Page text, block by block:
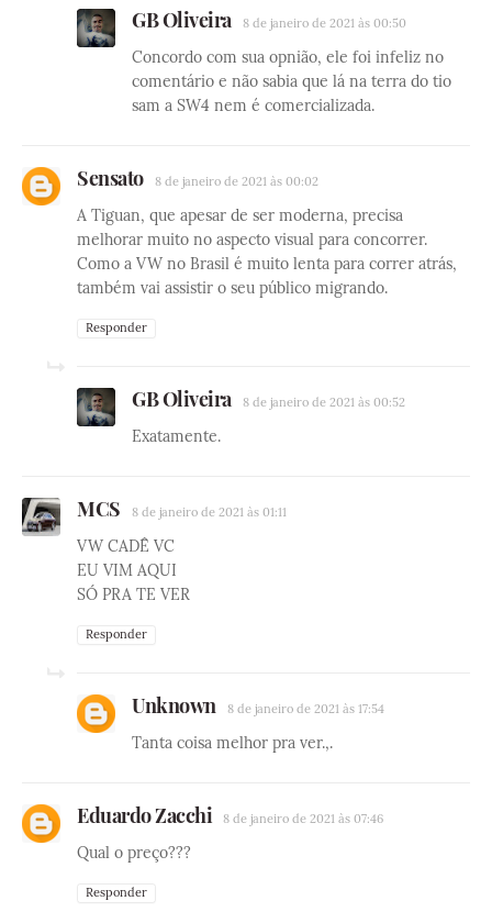
GB Oliveira 8 de janeiro de 2021 às 00:50
Concordo com sua opnião, ele foi infeliz no
comentário e não sabia que lá na terra do tio
sam a SW4 nem é comercializada.
Sensato 8 de janeiro de 2021 às 00:02
A Tiguan, que apesar de ser moderna, precisa
melhorar muito no aspecto visual para concorrer.
Como a VW no Brasil é muito lenta para correr atrás,
também vai assistir o seu público migrando.
Responder
GB Oliveira 8 de janeiro de 2021 às 00:52
Exatamente.
MCS 8 de janeiro de 2021 às 01:11
VW CADÊ VC
EU VIM AQUI
SÓ PRA TE VER
Responder
Unknown 8 de janeiro de 2021 às 17:54
Tanta coisa melhor pra ver.,.
Eduardo Zacchi 8 de janeiro de 2021 às 07:46
Qual o preço???
Responder